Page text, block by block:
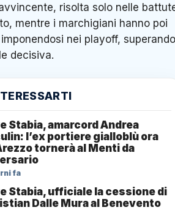
risolta solo nelle
mentre i marchigiani hanno poi
nei playoff, superando
decisiva.
Stabia, amarcord Andrea
l’ex portiere gialloblù ora
tornerà al Menti da
fa
Stabia, ufficiale la cessione di
Dalle Mura al Benevento